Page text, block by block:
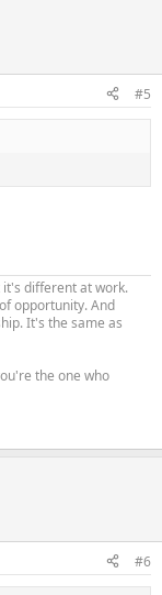
#5
it's different at work.
opportunity. And
It's the same as
the one who
#6